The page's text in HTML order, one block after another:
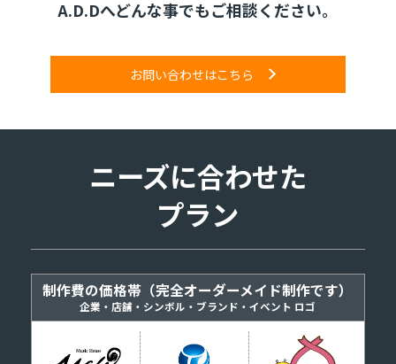
A.D.Dへどんな事でもご相談ください。
お問い合わせはこちら
ニーズに合わせた
プラン
制作費の価格帯（完全オーダーメイド制作です）
企業・店舗・シンボル・ブランド・イベント ロゴ